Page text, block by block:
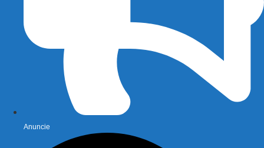
Anuncie